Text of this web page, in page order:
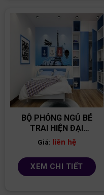
BỘ PHỎNG NGỦ BÉ
TRAI HIỆN ĐẠI
PNBT06
Giá: liên hệ
XEM CHI TIẾT